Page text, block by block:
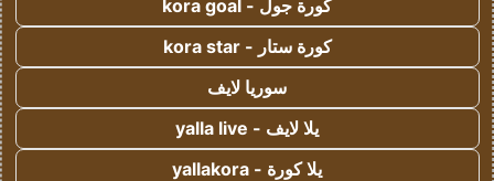
كورة جول - kora goal
كورة ستار - kora star
سوريا لايف
يلا لايف - yalla live
يلا كورة - yallakora